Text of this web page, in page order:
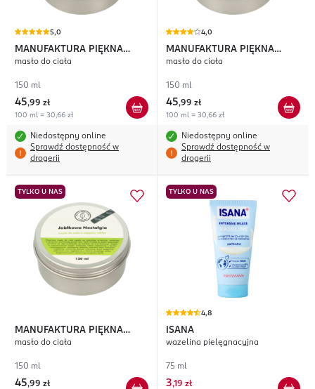
5,0
MANUFAKTURA PIĘKNA
Cytrusowy Poncz
masło do ciała
150 ml
45,99 zł
100 ml = 30,66 zł
Niedostępny online
Sprawdź dostępność w
drogerii
4,0
MANUFAKTURA PIĘKNA
Mango w Tropikach
masło do ciała
150 ml
45,99 zł
100 ml = 30,66 zł
Niedostępny online
Sprawdź dostępność w
drogerii
TYLKO U NAS
MANUFAKTURA PIĘKNA
Jabłkowa Nostalgia
masło do ciała
150 ml
45,99 zł
TYLKO U NAS
4,8
ISANA
wazelina pielęgnacyjna
75 ml
3,19 zł